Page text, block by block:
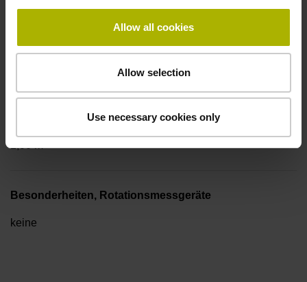
Allow all cookies
Allow selection
Use necessary cookies only
Kabelausgang axial und radial verwendbar
1,00 m
Besonderheiten, Rotationsmessgeräte
keine